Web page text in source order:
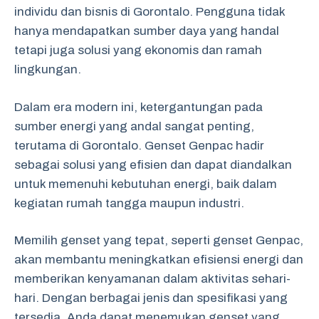
individu dan bisnis di Gorontalo. Pengguna tidak
hanya mendapatkan sumber daya yang handal
tetapi juga solusi yang ekonomis dan ramah
lingkungan.
Dalam era modern ini, ketergantungan pada
sumber energi yang andal sangat penting,
terutama di Gorontalo. Genset Genpac hadir
sebagai solusi yang efisien dan dapat diandalkan
untuk memenuhi kebutuhan energi, baik dalam
kegiatan rumah tangga maupun industri.
Memilih genset yang tepat, seperti genset Genpac,
akan membantu meningkatkan efisiensi energi dan
memberikan kenyamanan dalam aktivitas sehari-
hari. Dengan berbagai jenis dan spesifikasi yang